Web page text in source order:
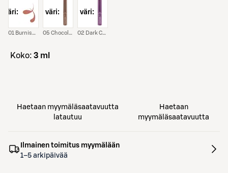
väri:
01 Burnished Bronze
väri:
05 Chocolate Brown
väri:
02 Dark Cherry
koko: 3 ml
Haetaan myymäläsaatavuutta
latautuu
Haetaan
myymäläsaatavuutta
Ilmainen toimitus myymälään
1–5 arkipäivää